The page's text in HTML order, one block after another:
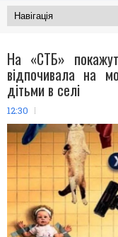
На «СТБ»
відпочивала на
дітьми в селі
12:30